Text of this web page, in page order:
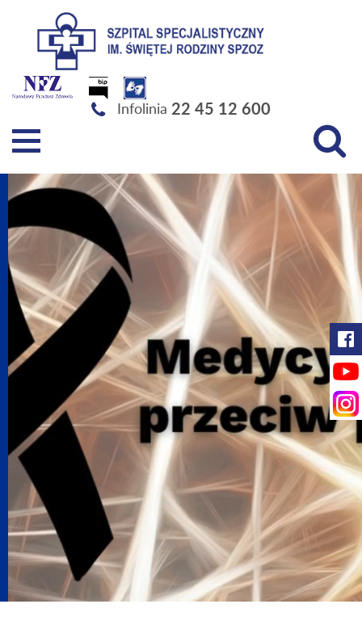
Szpital Specjalistyczny im. Świętej Rodziny SPZOZ
Infolinia 22 45 12 600